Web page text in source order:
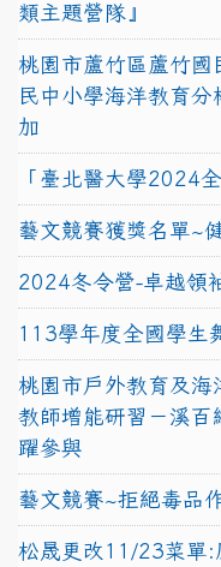
類主題營隊』
桃園市蘆竹區蘆竹
民中小學海洋教育
加
「臺北醫大學2024
藝文競賽獲獎名單~
2024冬令營-卓越領
113學年度全國學生
桃園市戶外教育及
教師增能研習－溪百
躍參與
藝文競賽~拒絕毒品
松晟更改11/23菜單: